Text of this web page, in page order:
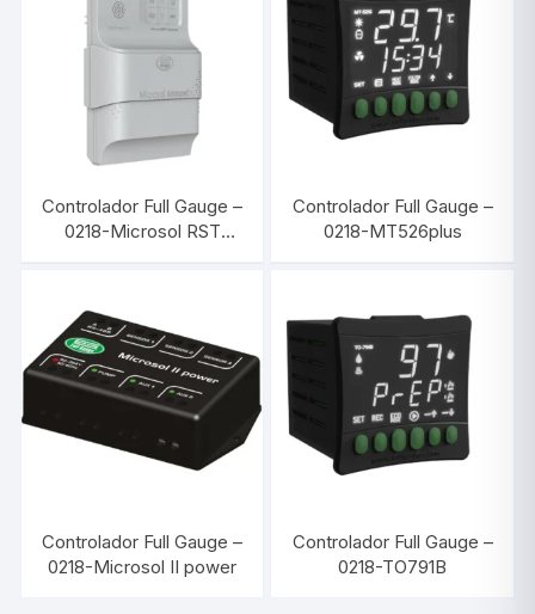
Controlador Full Gauge –
0218-Microsol RST
Controlador Full Gauge –
0218-MT526plus
Controlador Full Gauge –
0218-Microsol II power
Controlador Full Gauge –
0218-TO791B